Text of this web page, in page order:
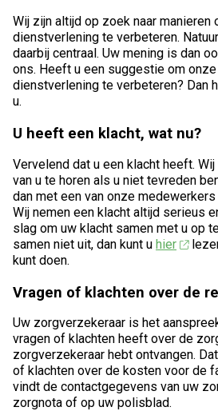
Wij zijn altijd op zoek naar manieren
dienstverlening te verbeteren.
daarbij centraal. Uw mening is dan
ons. Heeft u een suggestie om
dienstverlening te verbeteren? Dan
u.
U heeft een klacht, wat nu?
Vervelend dat u een klacht heeft.
van u te horen als u niet tevreden
dan met een van onze
Wij nemen een klacht altijd serieus
slag om uw klacht samen met u op
samen niet uit, dan kunt u hier
kunt doen.
Vragen of klachten over de
Uw zorgverzekeraar is het
vragen of klachten heeft over de
zorgverzekeraar hebt ontvangen.
of klachten over de kosten voor de
vindt de contactgegevens van uw
zorgnota of op uw polisblad.